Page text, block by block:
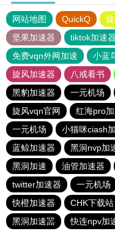
网站地图 QuickQ
坚果加速器
tiktok加速器
免费vqn外网加速
小蓝
旋风加速器
八戒看书
黑豹加速器
一元机场
旋风vqn官网
红海pro
一元机场
小猫咪ciash
蓝鲸加速器
黑洞nvp加
黑洞加速
油管加速器
twitter加速器
一元机场
快橙加速器
CHK下载站
黑洞加速噐
快连npv加